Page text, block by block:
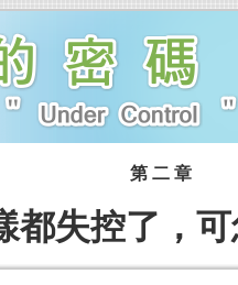
第 二 章
都失控了，可